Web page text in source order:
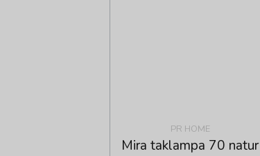
PR HOME
Mira taklampa 70 natur